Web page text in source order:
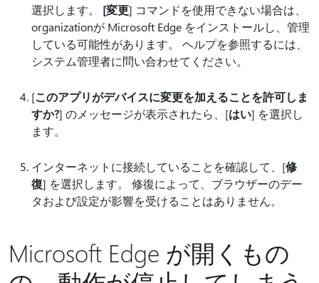
選択します。 [変更] コマンドを使用できない場合は、
organizationが Microsoft Edge をインストールし、管理
している可能性があります。 ヘルプを参照するには、
システム管理者に問い合わせてください。
[このアプリがデバイスに変更を加えることを許可しま
すか?] のメッセージが表示されたら、[はい] を選択し
ます。
インターネットに接続していることを確認して、[修
復] を選択します。 修復によって、ブラウザーのデー
タおよび設定が影響を受けることはありません。
Microsoft Edge が開くもの